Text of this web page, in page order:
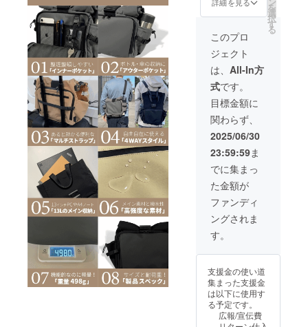
幸いです。
援、どうぞ
宜しくお願
い申し上げ
ます。
い。 ※
ご注文
使用部
材の供
給状
況、製
上の都
合等に
より出
荷時期
が遅れ
る場合
があり
ます。
は価格
する可
能性が
ありま
す。 ※
デザイ
ン・仕
様は変
更にな
性もご
ざいま
す。ご
了承く
ださ
い。 ※
ご注文
材の供
給状
況、製
造工程
上の都
合等に
より出
格
￥17,60
0（税
込）
→￥13,
200（税
込）
4,400円
もお
得！ ※
送料無
料 ※割
引率は
一般販
売予定
価格に
対する
もので
売時に
は価格
が変動
する可
能性が
ありま
す。 ※
を
選
択
す
る
このプロ
ジェクト
は、 All-In方
式です。
目標金額に
関わらず、
2025/06/30
23:59:59ま
でに集まっ
た金額が
ファンディ
ングされま
す。
支援金の使い道
集まった支援金
は以下に使用す
る予定です。
広報/宣伝費